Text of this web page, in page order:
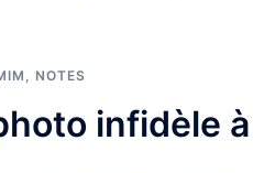
, NOTES
infidèle